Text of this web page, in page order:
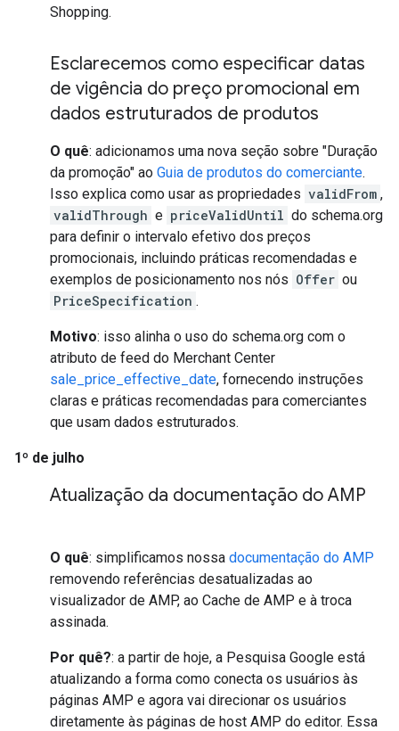
Shopping.
Esclarecemos como especificar datas
de vigência do preço promocional em
dados estruturados de produtos
O quê: adicionamos uma nova seção sobre "Duração
da promoção" ao Guia de produtos do comerciante.
Isso explica como usar as propriedades validFrom ,
validThrough e priceValidUntil do schema.org
para definir o intervalo efetivo dos preços
promocionais, incluindo práticas recomendadas e
exemplos de posicionamento nos nós Offer ou
PriceSpecification .
Motivo: isso alinha o uso do schema.org com o
atributo de feed do Merchant Center
sale_price_effective_date, fornecendo instruções
claras e práticas recomendadas para comerciantes
que usam dados estruturados.
1º de julho
Atualização da documentação do AMP
O quê: simplificamos nossa documentação do AMP
removendo referências desatualizadas ao
visualizador de AMP, ao Cache de AMP e à troca
assinada.
Por quê?: a partir de hoje, a Pesquisa Google está
atualizando a forma como conecta os usuários às
páginas AMP e agora vai direcionar os usuários
diretamente às páginas de host AMP do editor. Essa